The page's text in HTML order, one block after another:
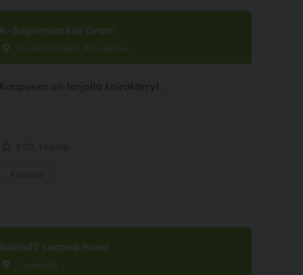
K-Supermarket Grani
Kauniaistentie 7, Kauniainen
Kaupassa on tarjolla koirakärryt.
Round2 second hand
, Jyväskylä